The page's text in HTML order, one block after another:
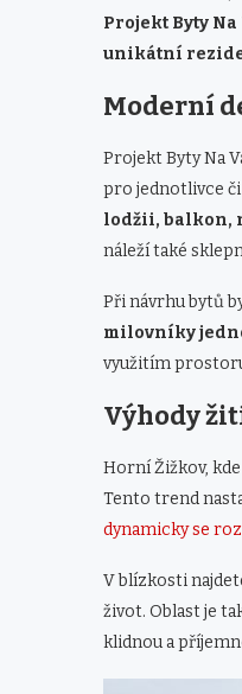
Projekt Byty
unikátní
Moderní
Projekt Byty Na
pro jednotlivce
lodžii, balkon,
náleží také
Při návrhu bytů
milovníky
využitím
Výhody
Horní Žižkov,
Tento trend
dynamicky se
V blízkosti
život. Oblast je
klidnou a